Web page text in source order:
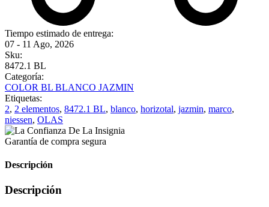
Tiempo estimado de entrega:
07 - 11 Ago, 2026
Sku:
8472.1 BL
Categoría:
COLOR BL BLANCO JAZMIN
Etiquetas:
2, 2 elementos, 8472.1 BL, blanco, horizotal, jazmin, marco,
niessen, OLAS
Garantía de compra segura
Descripción
Descripción